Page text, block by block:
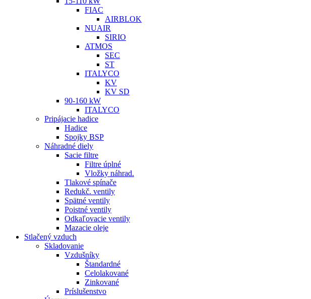
FIAC
AIRBLOK
NUAIR
SIRIO
ATMOS
SEC
ST
ITALYCO
KV
KV SD
90-160 kW
ITALYCO
Pripájacie hadice
Hadice
Spojky BSP
Náhradné diely
Sacie filtre
Filtre úplné
Vložky náhrad.
Tlakové spínače
Redukč. ventily
Spätné ventily
Poistné ventily
Odkaľovacie ventily
Mazacie oleje
Stlačený vzduch
Skladovanie
Vzdušníky
Štandardné
Celolakované
Zinkované
Príslušenstvo